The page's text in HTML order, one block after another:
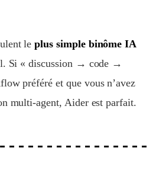
leplus simple binôme IA
Si « discussion → code →
préféré et que vous n’avez
multi-agent, Aider est parfait.